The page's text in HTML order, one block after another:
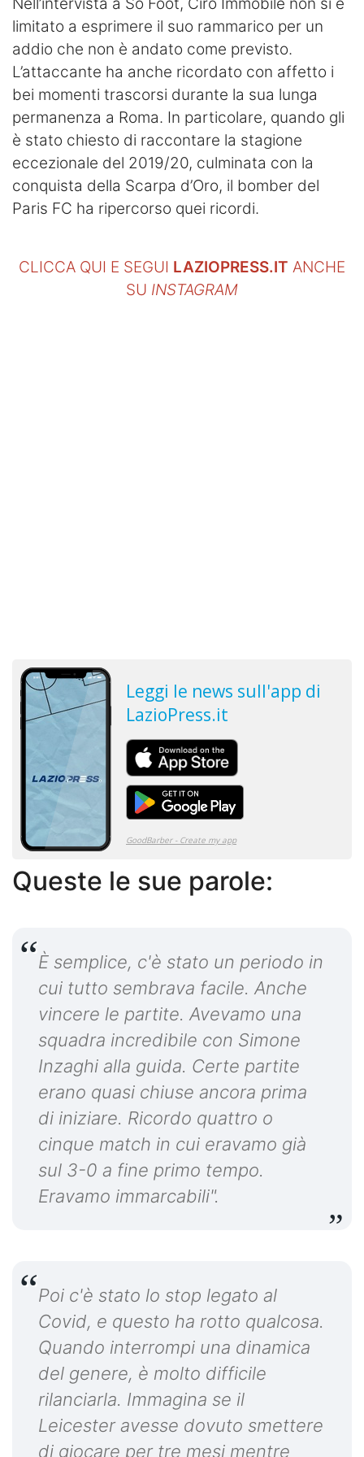
limitato a esprimere il suo rammarico per un
addio che non è andato come previsto.
L’attaccante ha anche ricordato con affetto i
bei momenti trascorsi durante la sua lunga
permanenza a Roma. In particolare, quando gli
è stato chiesto di raccontare la stagione
eccezionale del 2019/20, culminata con la
conquista della Scarpa d’Oro, il bomber del
Paris FC ha ripercorso quei ricordi.
CLICCA QUI E SEGUI LAZIOPRESS.IT ANCHE
SU INSTAGRAM
Queste le sue parole:
È semplice, c'è stato un periodo in
cui tutto sembrava facile. Anche
vincere le partite. Avevamo una
squadra incredibile con Simone
Inzaghi alla guida. Certe partite
erano quasi chiuse ancora prima
di iniziare. Ricordo quattro o
cinque match in cui eravamo già
sul 3-0 a fine primo tempo.
Eravamo immarcabili".
Poi c'è stato lo stop legato al
Covid, e questo ha rotto qualcosa.
Quando interrompi una dinamica
del genere, è molto difficile
rilanciarla. Immagina se il
Leicester avesse dovuto smettere
di giocare per tre mesi mentre